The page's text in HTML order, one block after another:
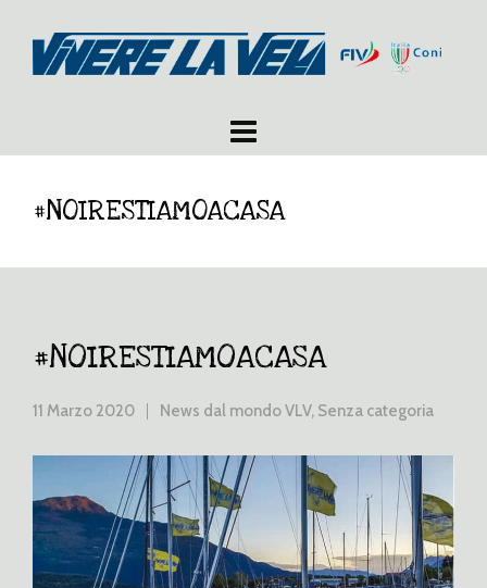
#NOIRESTIAMOACASA
#NOIRESTIAMOACASA
11 Marzo 2020 News dal mondo VLV, Senza categoria